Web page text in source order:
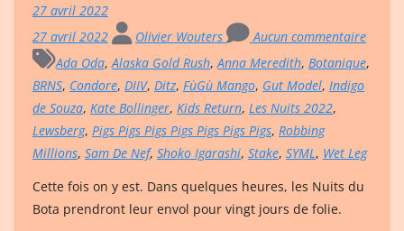
27 avril 2022
27 avril 2022
Olivier Wouters
Aucun commentaire
Ada Oda, Alaska Gold Rush, Anna Meredith, Botanique,
BRNS, Condore, DIIV, Ditz, FùGù Mango, Gut Model, Indigo
de Souza, Kate Bollinger, Kids Return, Les Nuits 2022,
Lewsberg, Pigs Pigs Pigs Pigs Pigs Pigs Pigs, Robbing
Millions, Sam De Nef, Shoko Igarashi, Stake, SYML , Wet Leg
Cette fois on y est. Dans quelques heures, les Nuits du
Bota prendront leur envol pour vingt jours de folie.